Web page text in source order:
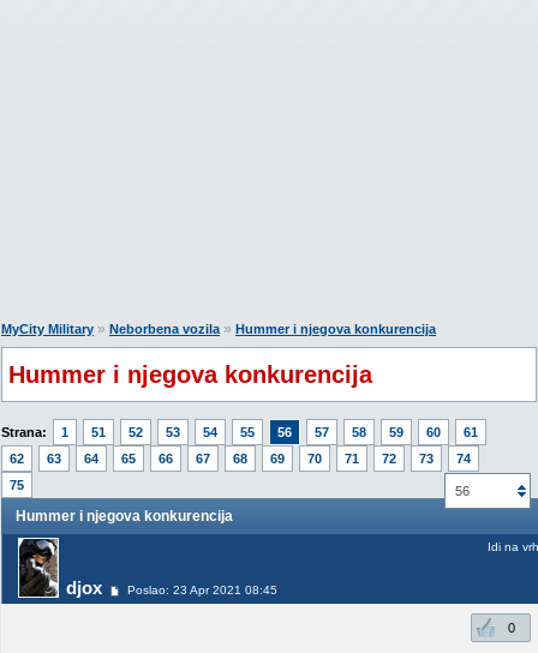
MyCity Military » Neborbena vozila» Hummer i njegova konkurencija
Hummer i njegova konkurencija
Strana: 1 51 52 53 54 55 56 57 58 59 60
61
62
63 64 65 66 67 68 69 70 71 72 73
74
75
56
Hummer i njegova konkurencija
djox Poslao: 23 Apr 2021 08:45
Idi na vrh
0